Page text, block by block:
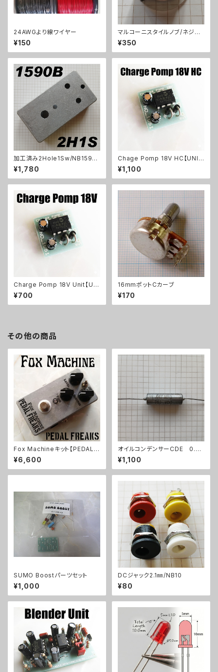
24AWGより線ワイヤー
¥150
マルコーニスタイルノブ/ネジ固
定式
¥350
加工済み2Hole1Sw/NB1590
B（112x61x32mm）アルミダイ
キャストケース
¥1,780
Chage Pomp 18V HC【UNIT
KIT】
¥1,100
Charge Pomp 18V Unit【UNI
T KIT】
¥700
16mmポットCカーブ
¥170
その他の商品
Fox Machineキット【PEDAL F
REAKS】
¥6,600
オイルコンデンサーCDE 0.04
7uF【在庫限り】
¥1,100
SUMO Boostパーツセット
¥1,000
DCジャック2.1㎜/NB10
¥80